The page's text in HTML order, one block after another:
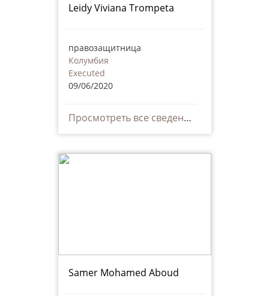
Leidy Viviana Trompeta
правозащитница
Колумбия
Executed
09/06/2020
Просмотреть все сведения
Samer Mohamed Aboud